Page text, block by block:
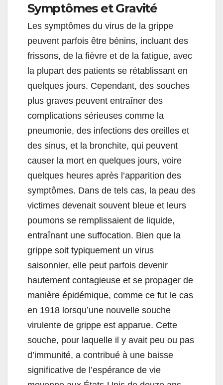
Symptômes et Gravité
Les symptômes du virus de la grippe
peuvent parfois être bénins, incluant des
frissons, de la fièvre et de la fatigue, avec
la plupart des patients se rétablissant en
quelques jours. Cependant, des souches
plus graves peuvent entraîner des
complications sérieuses comme la
pneumonie, des infections des oreilles et
des sinus, et la bronchite, qui peuvent
causer la mort en quelques jours, voire
quelques heures après l’apparition des
symptômes. Dans de tels cas, la peau des
victimes devenait souvent bleue et leurs
poumons se remplissaient de liquide,
entraînant une suffocation. Bien que la
grippe soit typiquement un virus
saisonnier, elle peut parfois devenir
hautement contagieuse et se propager de
manière épidémique, comme ce fut le cas
en 1918 lorsqu’une nouvelle souche
virulente de grippe est apparue. Cette
souche, pour laquelle il y avait peu ou pas
d’immunité, a contribué à une baisse
significative de l’espérance de vie